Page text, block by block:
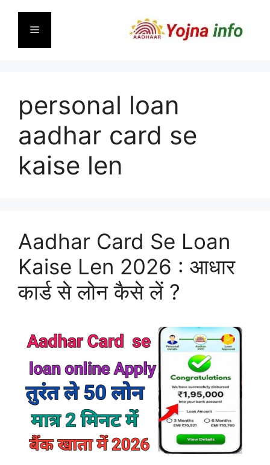
content
Menu
personal loan
aadhar card se
kaise len
Aadhar Card Se Loan
Kaise Len 2026 : आधार
कार्ड से लोन कैसे लें ?